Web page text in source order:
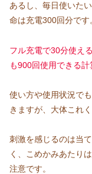
あるし、毎日使いた
命は充電300回分です
フル充電で30分使え
も900回使用できる計
使い方や使用状況で
きますが、大体これ
刺激を感じるのは当
く、こめかみあたり
注意です。